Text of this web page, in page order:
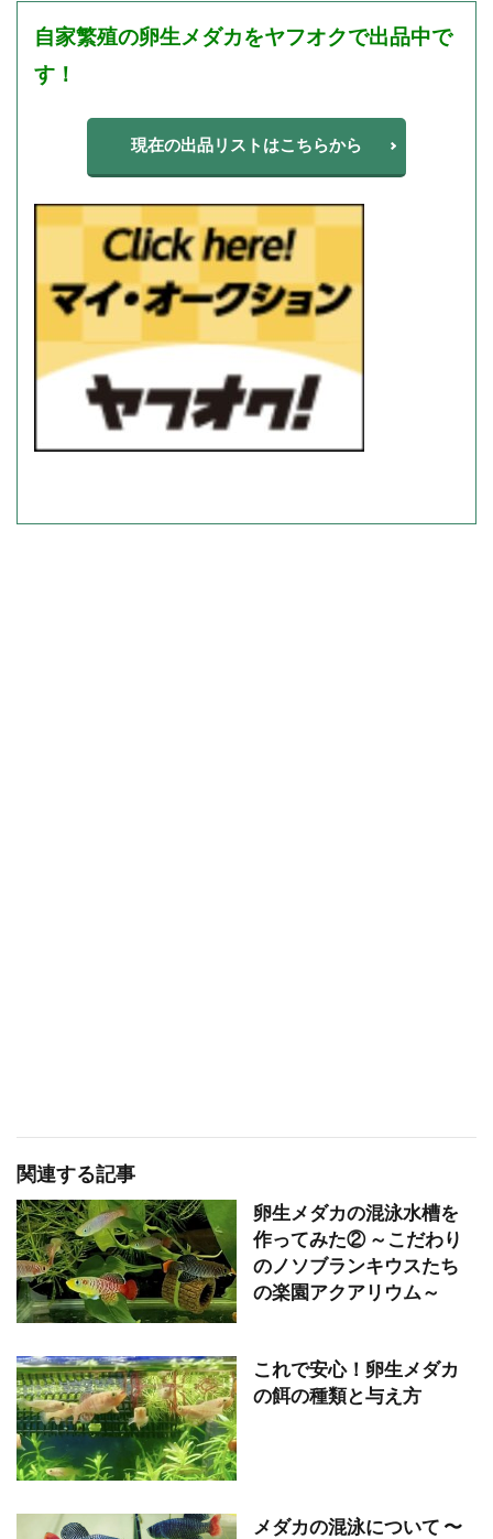
自家繁殖の卵生メダカをヤフオクで出品中で
す！
現在の出品リストはこちらから
関連する記事
卵生メダカの混泳水槽を
作ってみた② ～こだわり
のノソブランキウスたち
の楽園アクアリウム～
これで安心！卵生メダカ
の餌の種類と与え方
メダカの混泳について 〜